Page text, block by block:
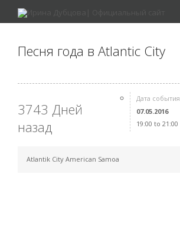
Песня года в Atlantic City
3743 Дней
назад
Дата события
07.05.2016
19:00 to 21:00
Atlantik City American Samoa